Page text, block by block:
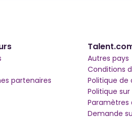
partenaires
Autres pays
Conditions
Politique
Politique
Paramètres
Demande